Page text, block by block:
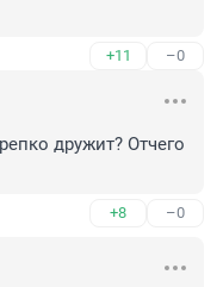
+11 –0
дружит? Отчего
+8 –0